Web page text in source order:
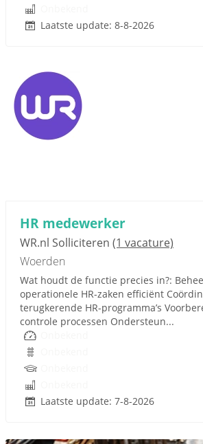
Laatste update: 8-8-2026
HR medewerker
WR.nl Solliciteren (1 vacature)
Woerden
Wat houdt de functie precies in?:
operationele HR-zaken efficiënt
terugkerende HR-programma’s
controle processen Ondersteun...
Laatste update: 7-8-2026